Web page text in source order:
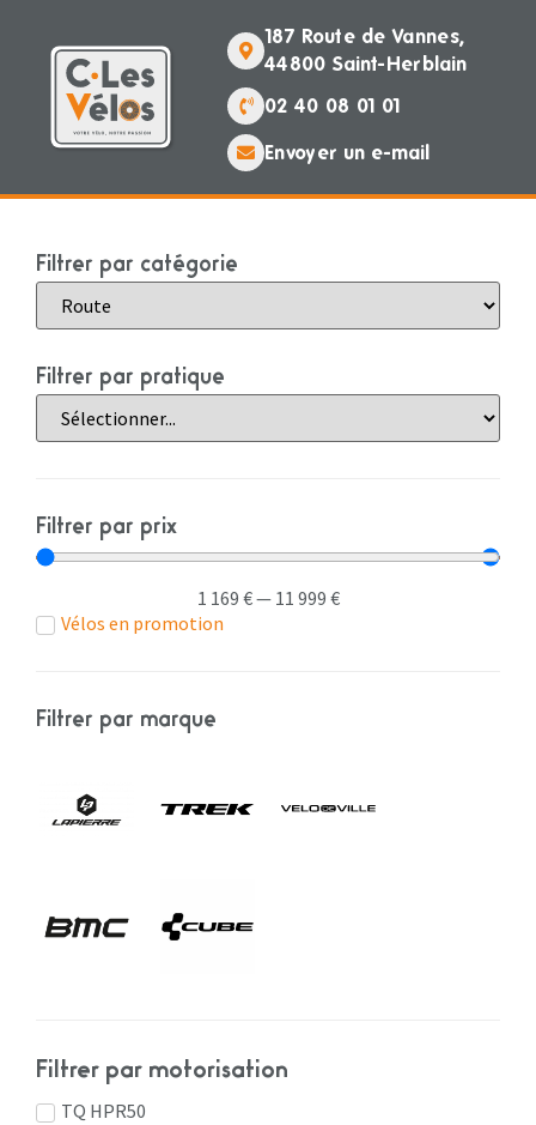
187 Route de Vannes,
44800 Saint-Herblain
02 40 08 01 01
Envoyer un e-mail
Filtrer par catégorie
Filtrer par pratique
Filtrer par prix
1 169 €— 11 999 €
Vélos en promotion
Filtrer par marque
Filtrer par motorisation
TQ HPR50